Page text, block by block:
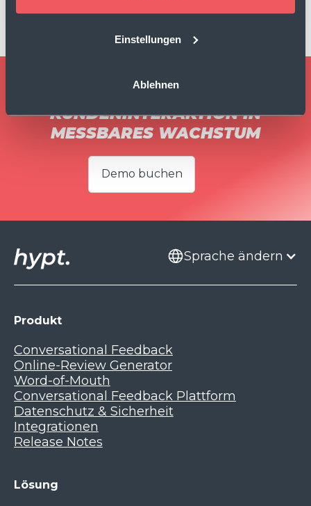
Einstellungen
Ablehnen
VERWANDLE JEDE
KUNDENINTERAKTION IN
MESSBARES WACHSTUM
Demo buchen
Sprache ändern
Produkt
Conversational Feedback
Online-Review Generator
Word-of-Mouth
Conversational Feedback Plattform
Datenschutz & Sicherheit
Integrationen
Release Notes
Lösung